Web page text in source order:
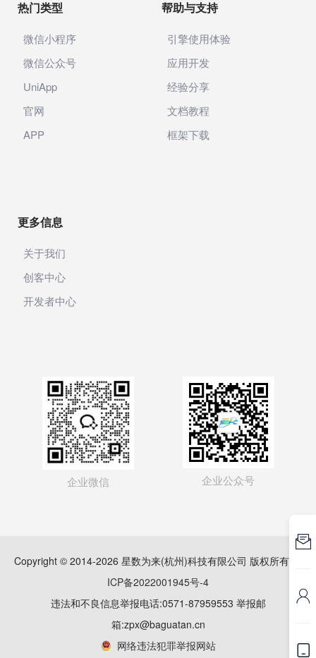
热门类型
微信小程序
微信公众号
UniApp
官网
APP
帮助与支持
引擎使用体验
应用开发
经验分享
文档教程
框架下载
更多信息
关于我们
创客中心
开发者中心
企业微信 企业公众号
Copyright © 2014-2026 星数为来(杭州)科技有限公司 版权所有
ICP备2022001945号-4
违法和不良信息举报电话:0571-87959553 举报邮
箱:zpx@baguatan.cn
网络违法犯罪举报网站


